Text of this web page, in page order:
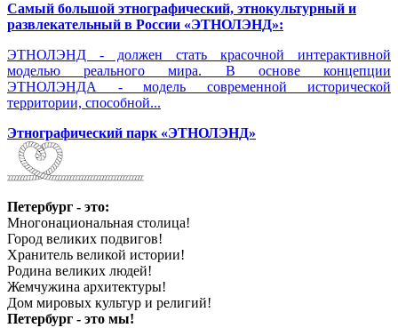
Самый большой этнографический, этнокультурный и
развлекательный в России «ЭТНОЛЭНД»:
ЭТНОЛЭНД - должен стать красочной интерактивной
моделью реального мира. В основе концепции
ЭТНОЛЭНДА - модель современной исторической
территории, способной...
Этнографический парк «ЭТНОЛЭНД»
Петербург - это:
Многонациональная столица!
Город великих подвигов!
Хранитель великой истории!
Родина великих людей!
Жемчужина архитектуры!
Дом мировых культур и религий!
Петербург - это мы!